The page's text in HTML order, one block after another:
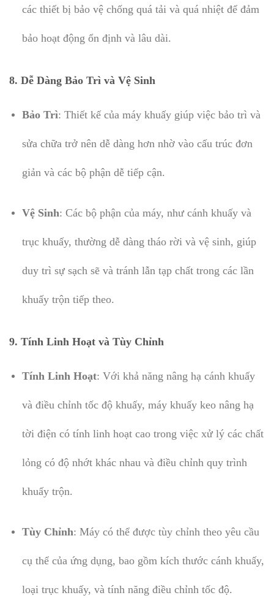
các thiết bị bảo vệ chống quá tải và quá nhiệt để đảm
bảo hoạt động ổn định và lâu dài.
8. Dễ Dàng Bảo Trì và Vệ Sinh
Bảo Trì: Thiết kế của máy khuấy giúp việc bảo trì và
sửa chữa trở nên dễ dàng hơn nhờ vào cấu trúc đơn
giản và các bộ phận dễ tiếp cận.
Vệ Sinh: Các bộ phận của máy, như cánh khuấy và
trục khuấy, thường dễ dàng tháo rời và vệ sinh, giúp
duy trì sự sạch sẽ và tránh lẫn tạp chất trong các lần
khuấy trộn tiếp theo.
9. Tính Linh Hoạt và Tùy Chỉnh
Tính Linh Hoạt: Với khả năng nâng hạ cánh khuấy
và điều chỉnh tốc độ khuấy, máy khuấy keo nâng hạ
tời điện có tính linh hoạt cao trong việc xử lý các chất
lỏng có độ nhớt khác nhau và điều chỉnh quy trình
khuấy trộn.
Tùy Chỉnh: Máy có thể được tùy chỉnh theo yêu cầu
cụ thể của ứng dụng, bao gồm kích thước cánh khuấy,
loại trục khuấy, và tính năng điều chỉnh tốc độ.